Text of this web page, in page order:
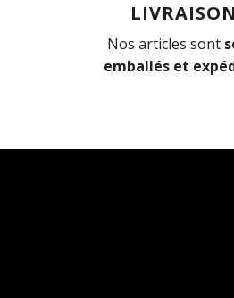
Nos articles sont
emballés et